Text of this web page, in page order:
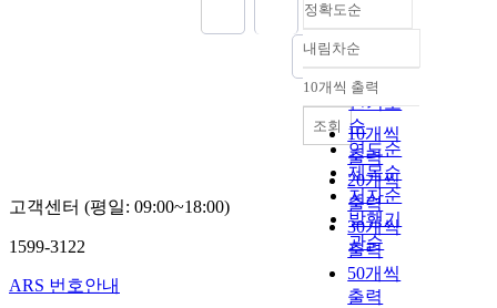
정확도순
정확도
순
인기도
순
연도순
제목순
저자순
발행기
관순
내림차순
내림차순
10개씩 출력
10개씩
출력
20개씩
출력
30개씩
출력
50개씩
출력
조회
고객센터 (평일: 09:00~18:00)
1599-3122
ARS 번호안내